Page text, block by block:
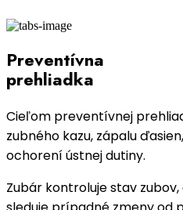
Preventívna
prehliadka
Cieľom preventívnej
zubného kazu, zápalu
ochorení ústnej dutiny.
Zubár kontroluje stav